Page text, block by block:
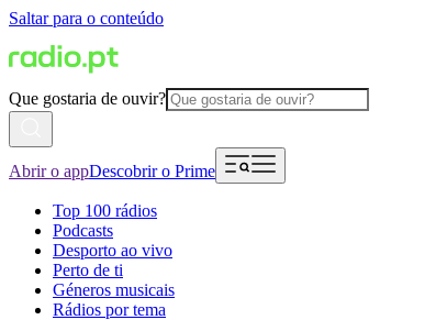
Saltar para o conteúdo
Que gostaria de ouvir?
Abrir o appDescobrir o Prime
Top 100 rádios
Podcasts
Desporto ao vivo
Perto de ti
Géneros musicais
Rádios por tema